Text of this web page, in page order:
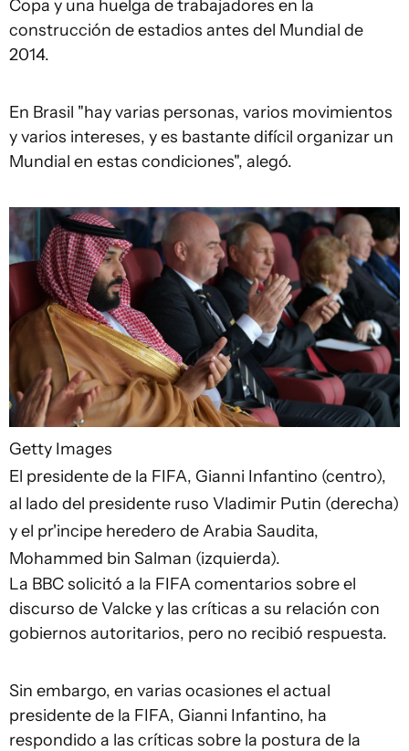
Copa y una huelga de trabajadores en la
construcción de estadios antes del Mundial de
2014.
En Brasil "hay varias personas, varios movimientos
y varios intereses, y es bastante difícil organizar un
Mundial en estas condiciones", alegó.
Getty Images
El presidente de la FIFA, Gianni Infantino (centro),
al lado del presidente ruso Vladimir Putin (derecha)
y el pr'incipe heredero de Arabia Saudita,
Mohammed bin Salman (izquierda).
La BBC solicitó a la FIFA comentarios sobre el
discurso de Valcke y las críticas a su relación con
gobiernos autoritarios, pero no recibió respuesta.
Sin embargo, en varias ocasiones el actual
presidente de la FIFA, Gianni Infantino, ha
respondido a las críticas sobre la postura de la